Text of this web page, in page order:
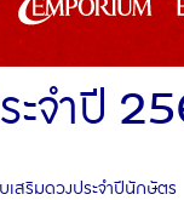
จำปี
สริมดวงประจำปีนักษัตร